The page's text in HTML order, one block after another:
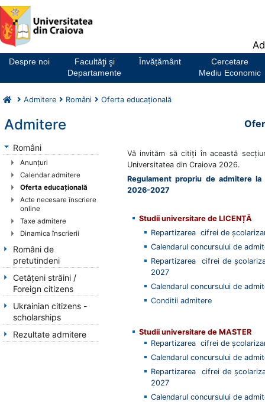
Notă:
Acest
website
un
sistem
accesibilitate.
Despre noi
Facultăţi şi
Departamente
Învățământ
Cercetare
Mediu Economic
Admitere Români Oferta educaţională
Admitere
Români
Anunţuri
Calendar admitere
Oferta educaţională
Acte necesare înscriere
online
Taxe admitere
Dinamica înscrierii
Români de
pretutindeni
Cetăţeni străini /
Foreign citizens
Ukrainian citizens -
scholarships
Rezultate admitere
Vă invităm să citiţi în această
Universitatea din Craiova 2026.
Regulament propriu de admitere
2026-2027
Studii universitare de LICENȚĂ
Repartizarea cifrei de
Calendarul concursului de
Repartizarea cifrei de
2027
Calendarul concursului de
Conditii admitere
Studii universitare de MASTER
Repartizarea cifrei de
Calendarul concursului de
Repartizarea cifrei de
2027
Calendarul concursului de